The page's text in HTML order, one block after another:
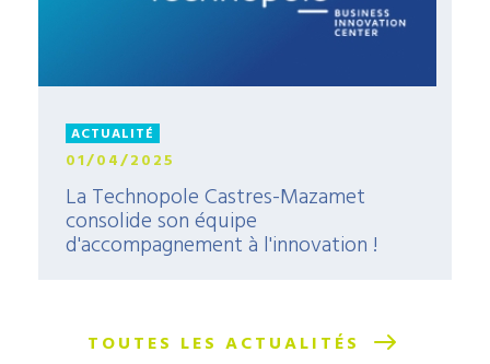
ACTUALITÉ
01/04/2025
La Technopole Castres-Mazamet
consolide son équipe
d'accompagnement à l'innovation !
TOUTES LES ACTUALITÉS